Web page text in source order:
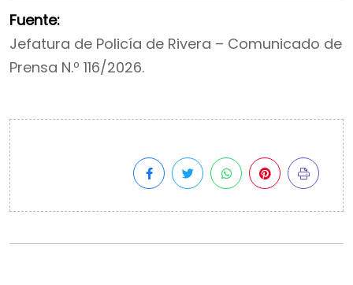
Fuente:
Jefatura de Policía de Rivera – Comunicado de
Prensa N.º 116/2026.